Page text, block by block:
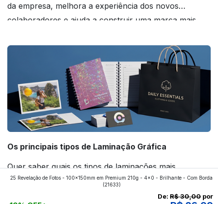
da empresa, melhora a experiência dos novos
colaboradores e ajuda a construir uma marca mais
Os principais tipos de Laminação Gráfica
Quer saber quais os tipos de laminações mais
aplicados nos impressos da gráfica FuturaIM? Então,
continue a leitura que vamos revelar para você!
25 Revelação de Fotos - 100x150mm em Premium 210g - 4x0 - Brilhante - Com Borda
(21633)
De: R$ 30,00 por